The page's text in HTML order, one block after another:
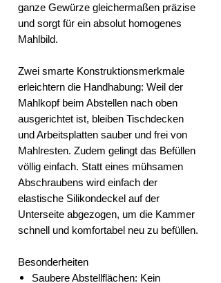
ganze Gewürze gleichermaßen präzise
und sorgt für ein absolut homogenes
Mahlbild.
Zwei smarte Konstruktionsmerkmale
erleichtern die Handhabung: Weil der
Mahlkopf beim Abstellen nach oben
ausgerichtet ist, bleiben Tischdecken
und Arbeitsplatten sauber und frei von
Mahlresten. Zudem gelingt das Befüllen
völlig einfach. Statt eines mühsamen
Abschraubens wird einfach der
elastische Silikondeckel auf der
Unterseite abgezogen, um die Kammer
schnell und komfortabel neu zu befüllen.
Besonderheiten
Saubere Abstellflächen: Kein